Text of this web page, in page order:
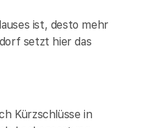
ist, desto mehr
setzt hier das
Kürzschlüsse in